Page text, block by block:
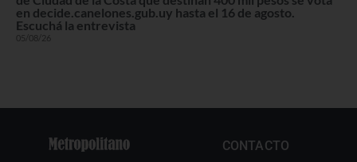
en decide.canelones.gub.uy hasta el 16 de agosto.
Escuchá la entrevista
05/08/26
CONTACTO